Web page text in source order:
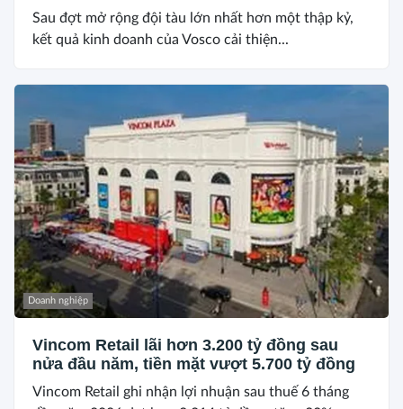
Sau đợt mở rộng đội tàu lớn nhất hơn một thập kỷ,
kết quả kinh doanh của Vosco cải thiện...
Doanh nghiệp
Vincom Retail lãi hơn 3.200 tỷ đồng sau
nửa đầu năm, tiền mặt vượt 5.700 tỷ đồng
Vincom Retail ghi nhận lợi nhuận sau thuế 6 tháng